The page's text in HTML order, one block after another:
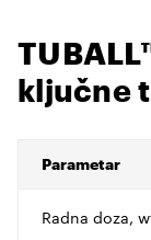
ključne
Parametar
Radna doza,